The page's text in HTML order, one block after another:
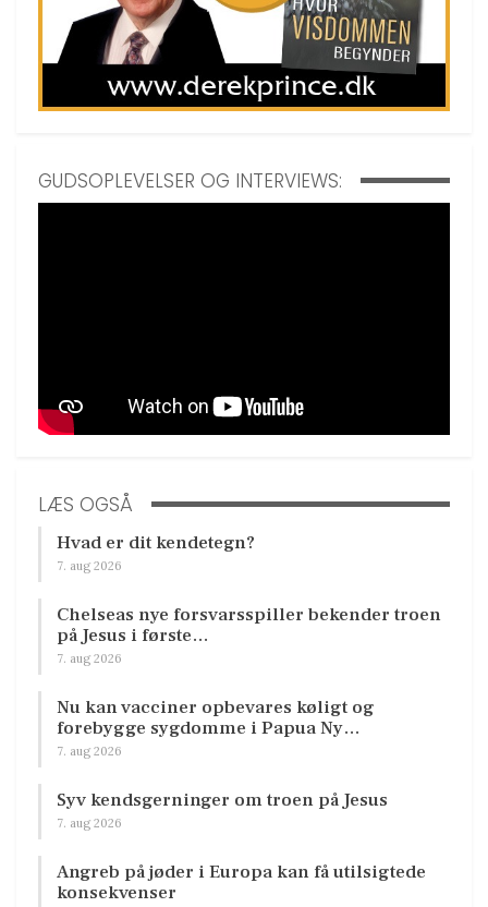
GUDSOPLEVELSER OG INTERVIEWS:
LÆS OGSÅ
Hvad er dit kendetegn?
7. aug 2026
Chelseas nye forsvarsspiller bekender troen
på Jesus i første…
7. aug 2026
Nu kan vacciner opbevares køligt og
forebygge sygdomme i Papua Ny…
7. aug 2026
Syv kendsgerninger om troen på Jesus
7. aug 2026
Angreb på jøder i Europa kan få utilsigtede
konsekvenser